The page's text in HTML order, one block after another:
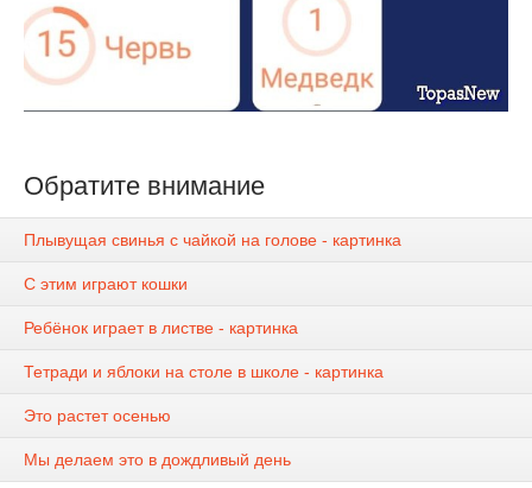
Обратите внимание
Плывущая свинья с чайкой на голове - картинка
С этим играют кошки
Ребёнок играет в листве - картинка
Тетради и яблоки на столе в школе - картинка
Это растет осенью
Мы делаем это в дождливый день